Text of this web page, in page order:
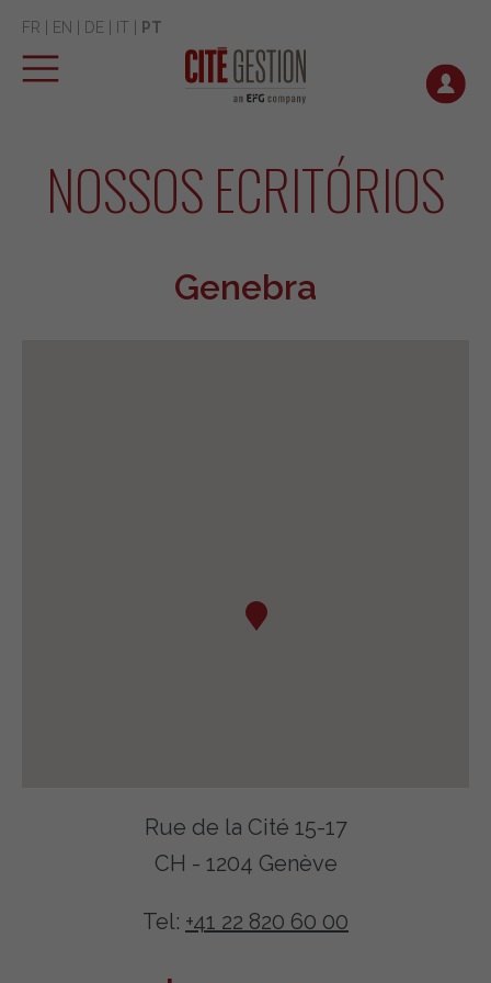
FR EN DE IT PT
NOSSOS ECRITÓRIOS
Genebra
Rue de la Cité 15-17
CH - 1204 Genève
Tel: +41 22 820 60 00